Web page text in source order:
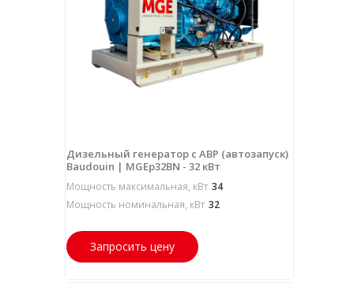
Дизельный генератор с АВР (автозапуск)
Baudouin | MGEp32BN - 32 кВт
Мощность максимальная, кВт 34
Мощность номинальная, кВт 32
Запросить цену